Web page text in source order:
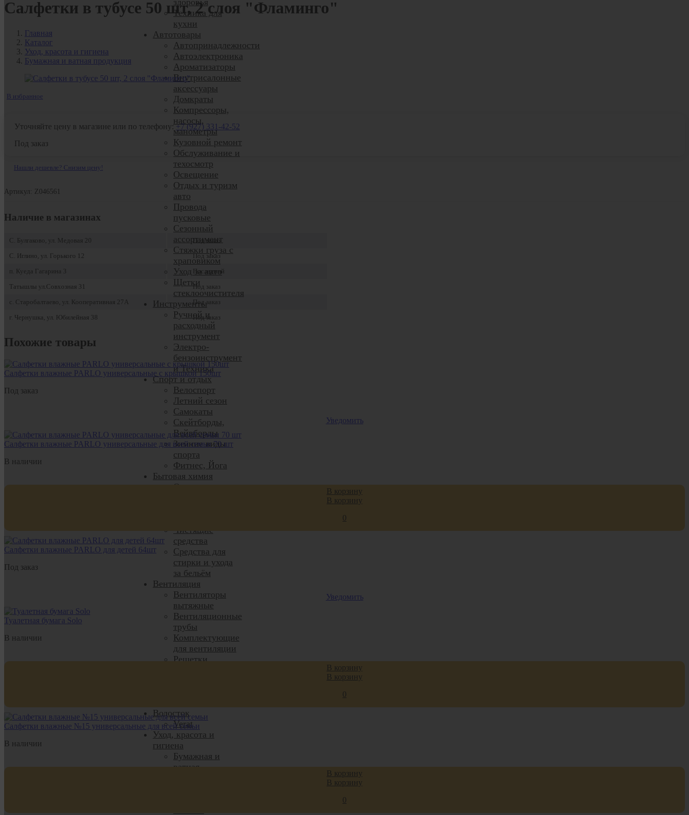
здоровья
Техника для
кухни
Автотовары
Автопринадлежности
Автоэлектроника
Ароматизаторы
Внутрисалонные
аксессуары
Домкраты
Компрессоры,
насосы,
манометры
Кузовной ремонт
Обслуживание и
техосмотр
Освещение
Отдых и туризм
авто
Провода
пусковые
Сезонный
ассортимент
Стяжки груза с
храповиком
Уход за авто
Щетки
стеклоочистителя
Инструменты
Ручной и
расходный
инструмент
Электро-
бензоинструмент
и Техника
Спорт и отдых
Велоспорт
Летний сезон
Самокаты
Скейтборды,
Вейвборды
Зимние виды
спорта
Фитнес, Йога
Бытовая химия
Освежители и
Чистящие
средства
Средства для
стирки и ухода
за бельём
Вентиляция
Вентиляторы
вытяжные
Вентиляционные
трубы
Комплектующие
для вентиляции
Решетки
Водосток
Verat
Уход, красота и
гигиена
Бумажная и
ватная
Салфетки в тубусе 50 шт, 2 слоя "Фламинго"
Главная
Каталог
Уход, красота и гигиена
Бумажная и ватная продукция
В избранное
Уточняйте цену в магазине или по телефону:+7 (927) 331-42-52
Под заказ
Нашли дешевле? Снизим цену!
Артикул: Z046561
Наличие в магазинах
С. Булгаково, ул. Медовая 20
Под заказ
С. Иглино, ул. Горького 12
Под заказ
п. Куеда Гагарина 3
Последний
Татышлы ул.Совхозная 31
Под заказ
с. Старобалтаево, ул. Кооперативная 27А
Под заказ
г. Чернушка, ул. Юбилейная 38
Под заказ
Похожие товары
Салфетки влажные PARLO универсальные с крышкой 150шт
Под заказ
Уведомить
Салфетки влажные PARLO универсальные для всей семьи 70 шт
В наличии
В корзину
В корзину
0
Салфетки влажные PARLO для детей 64шт
Под заказ
Уведомить
Туалетная бумага Solo
В наличии
В корзину
В корзину
0
Салфетки влажные №15 универсальные для всей семьи
В наличии
В корзину
В корзину
0